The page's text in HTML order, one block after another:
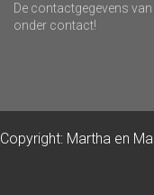
De contactgegevens
onder contact!
Copyright: Martha en